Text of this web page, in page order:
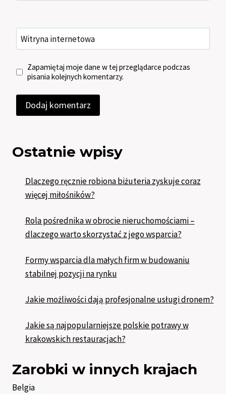
Witryna internetowa
Zapamiętaj moje dane w tej przeglądarce podczas
pisania kolejnych komentarzy.
Ostatnie wpisy
Dlaczego ręcznie robiona biżuteria zyskuje coraz
więcej miłośników?
Rola pośrednika w obrocie nieruchomościami –
dlaczego warto skorzystać z jego wsparcia?
Formy wsparcia dla małych firm w budowaniu
stabilnej pozycji na rynku
Jakie możliwości dają profesjonalne usługi dronem?
Jakie są najpopularniejsze polskie potrawy w
krakowskich restauracjach?
Zarobki w innych krajach
Belgia